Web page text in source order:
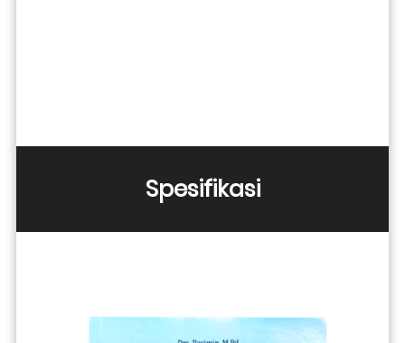
Spesifikasi